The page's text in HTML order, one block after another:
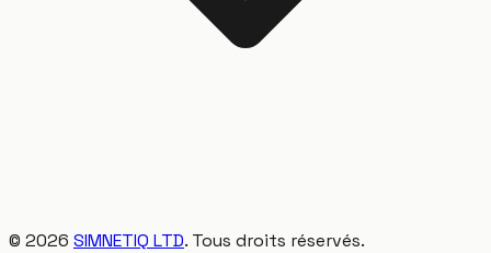
© 2026 SIMNETIQ LTD. Tous droits réservés.